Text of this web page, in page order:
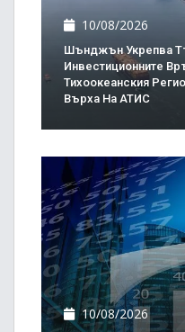
10/08/2026
Шънджън Укрепва
Инвестиционните
Тихоокеанския
Върха На АТИС
10/08/2026